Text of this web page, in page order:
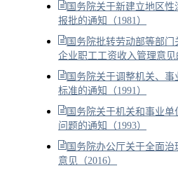
国务院关于新建立地区
报批的通知（1981）
国务院批转劳动部等部
企业职工工资收入管理意见
国务院关于调整机关、
标准的通知（1991）
国务院关于机关和事业
问题的通知（1993）
国务院办公厅关于全面
意见（2016）